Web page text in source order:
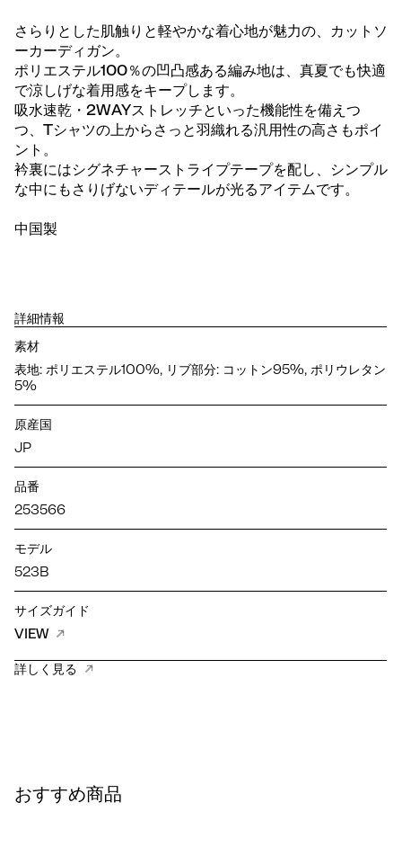
さらりとした肌触りと軽やかな着心地が魅力の、カットソ
ーカーディガン。
ポリエステル100％の凹凸感ある編み地は、真夏でも快適
で涼しげな着用感をキープします。
吸水速乾・2WAYストレッチといった機能性を備えつ
つ、Tシャツの上からさっと羽織れる汎用性の高さもポイ
ント。
衿裏にはシグネチャーストライプテープを配し、シンプル
な中にもさりげないディテールが光るアイテムです。
中国製
詳細情報
素材
表地: ポリエステル100%, リブ部分: コットン95%, ポリウレタン
5%
原産国
JP
品番
253566
モデル
523B
サイズガイド
VIEW
詳しく見る
おすすめ商品